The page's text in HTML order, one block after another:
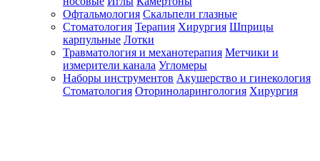
Офтальмология Скальпели глазные
Стоматология Терапия Хирургия Шприцы
карпульные Лотки
Травматология и механотерапия Метчики и
измерители канала Угломеры
Наборы инструментов Акушерство и гинекология
Стоматология Оториноларингология Хирургия